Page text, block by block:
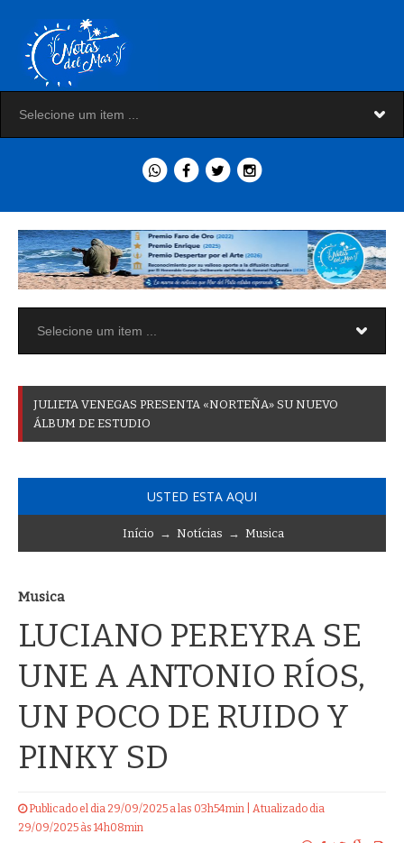
JULIETA VENEGAS PRESENTA «NORTEÑA» SU NUEVO
ÁLBUM DE ESTUDIO
USTED ESTA AQUI
Início → Notícias → Musica
Musica
LUCIANO PEREYRA SE
UNE A ANTONIO RÍOS,
UN POCO DE RUIDO Y
PINKY SD
Publicado el dia 29/09/2025 a las 03h54min | Atualizado dia
29/09/2025 às 14h08min